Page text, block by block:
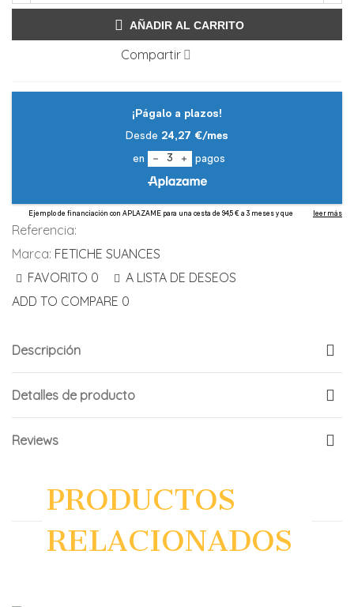
AÑADIR AL CARRITO
Compartir
Referencia:
Marca: FETICHE SUANCES
FAVORITO 0
A LISTA DE DESEOS
ADD TO COMPARE 0
Descripción
Detalles de producto
Reviews
PRODUCTOS
RELACIONADOS